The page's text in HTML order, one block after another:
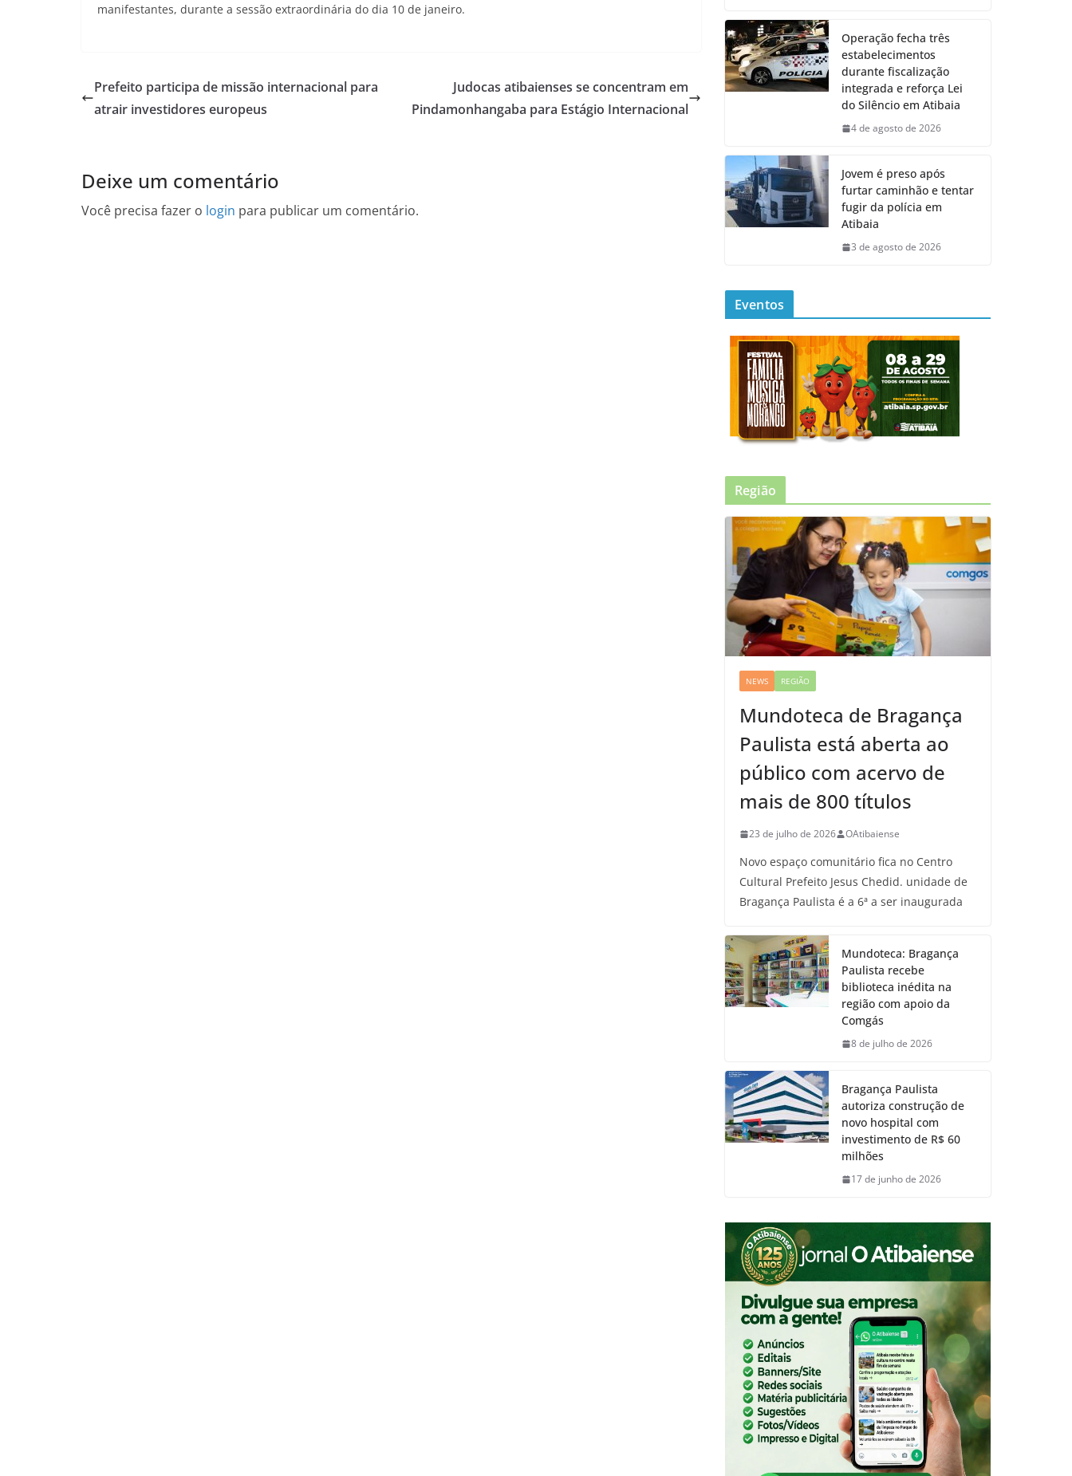
manifestantes, durante a sessão extraordinária do dia 10 de janeiro.
Prefeito participa de missão internacional para
atrair investidores europeus
Judocas atibaienses se concentram em
Pindamonhangaba para Estágio Internacional
Deixe um comentário
Você precisa fazer o login para publicar um comentário.
Operação fecha três
estabelecimentos
durante fiscalização
integrada e reforça Lei
do Silêncio em Atibaia
4 de agosto de 2026
Jovem é preso após
furtar caminhão e tentar
fugir da polícia em
Atibaia
3 de agosto de 2026
Eventos
Região
NEWS REGIÃO
Mundoteca de Bragança
Paulista está aberta ao
público com acervo de
mais de 800 títulos
23 de julho de 2026 OAtibaiense
Novo espaço comunitário fica no Centro
Cultural Prefeito Jesus Chedid. unidade de
Bragança Paulista é a 6ª a ser inaugurada
Mundoteca: Bragança
Paulista recebe
biblioteca inédita na
região com apoio da
Comgás
8 de julho de 2026
Bragança Paulista
autoriza construção de
novo hospital com
investimento de R$ 60
milhões
17 de junho de 2026